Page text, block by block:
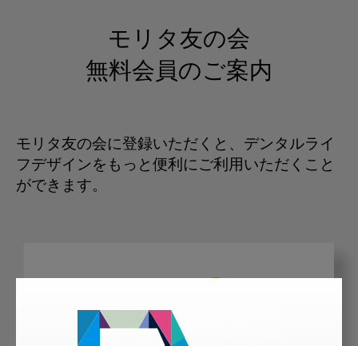
モリタ友の会
無料会員のご案内
モリタ友の会に登録いただくと、デンタルライ
フデザインをもっと便利にご利用いただくこと
ができます。